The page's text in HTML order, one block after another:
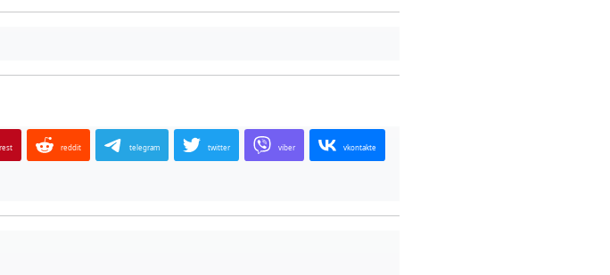
reddit telegram twitter viber vkontakte